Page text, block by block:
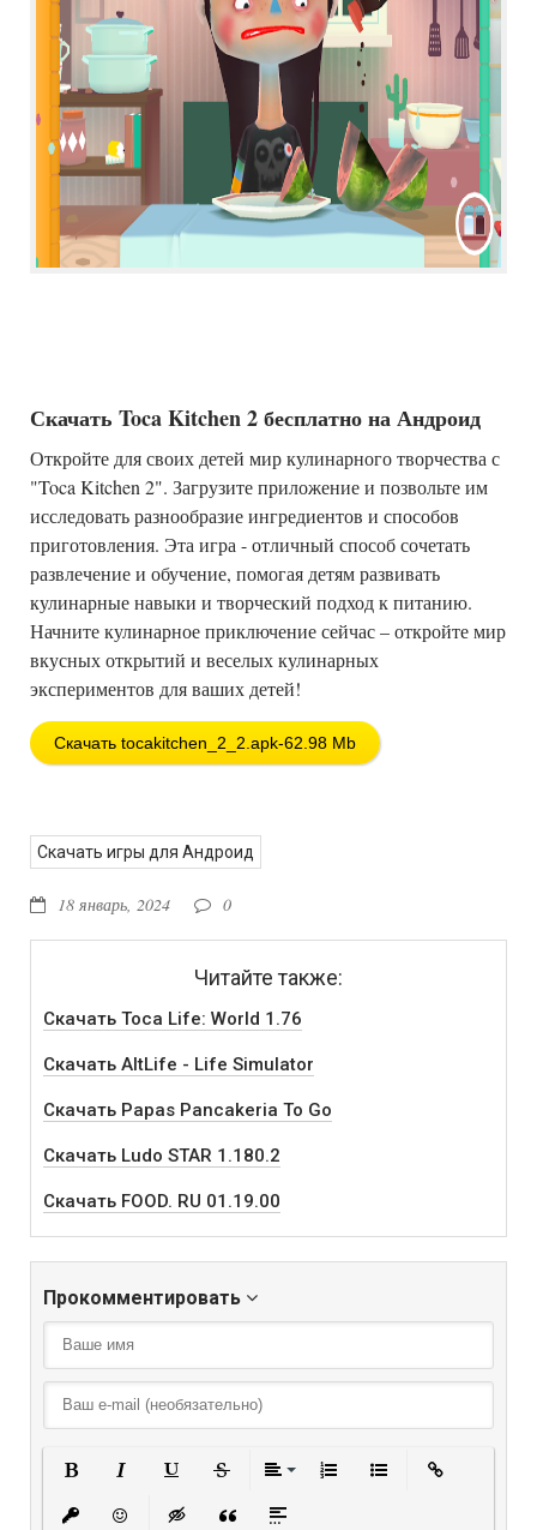
Скачать Toca Kitchen 2 бесплатно на Андроид
Откройте для своих детей мир кулинарного творчества с
"Toca Kitchen 2". Загрузите приложение и позвольте им
исследовать разнообразие ингредиентов и способов
приготовления. Эта игра - отличный способ сочетать
развлечение и обучение, помогая детям развивать
кулинарные навыки и творческий подход к питанию.
Начните кулинарное приключение сейчас – откройте мир
вкусных открытий и веселых кулинарных
экспериментов для ваших детей!
Скачать tocakitchen_2_2.apk-62.98 Mb
Скачать игры для Андроид
18 январь, 2024 0
Читайте также:
Скачать Toca Life: World 1.76
Скачать AltLife - Life Simulator
Скачать Papas Pancakeria To Go
Скачать Ludo STAR 1.180.2
Скачать FOOD. RU 01.19.00
Прокомментировать